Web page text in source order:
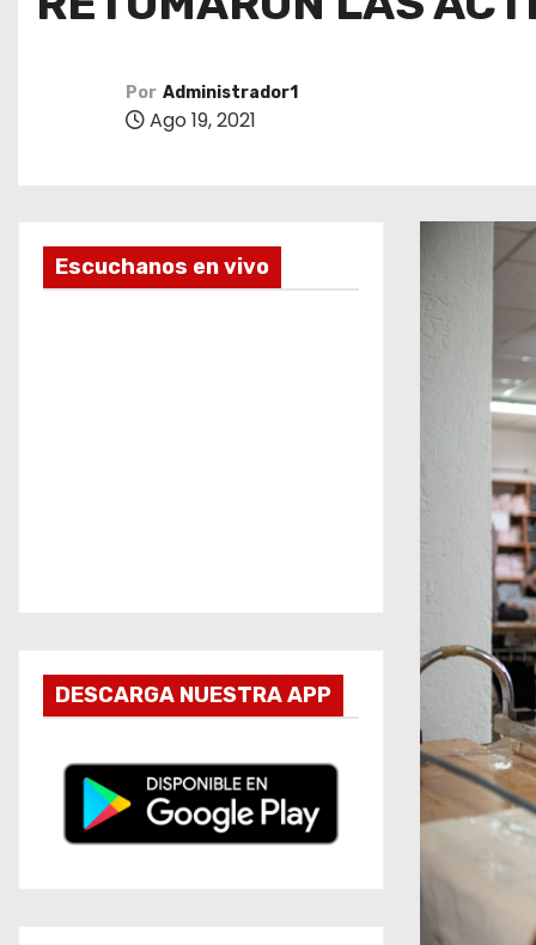
Por Administrador1
Ago 19, 2021
Escuchanos en vivo
DESCARGA NUESTRA APP